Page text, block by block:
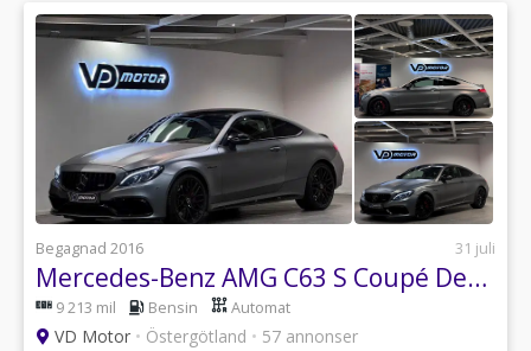
Begagnad 2016 31 juli
Mercedes-Benz AMG C63 S Coupé Designo Performance *SE UTR* 510hk
9 213 mil Bensin Automat
VD Motor • Östergötland • 57 annonser